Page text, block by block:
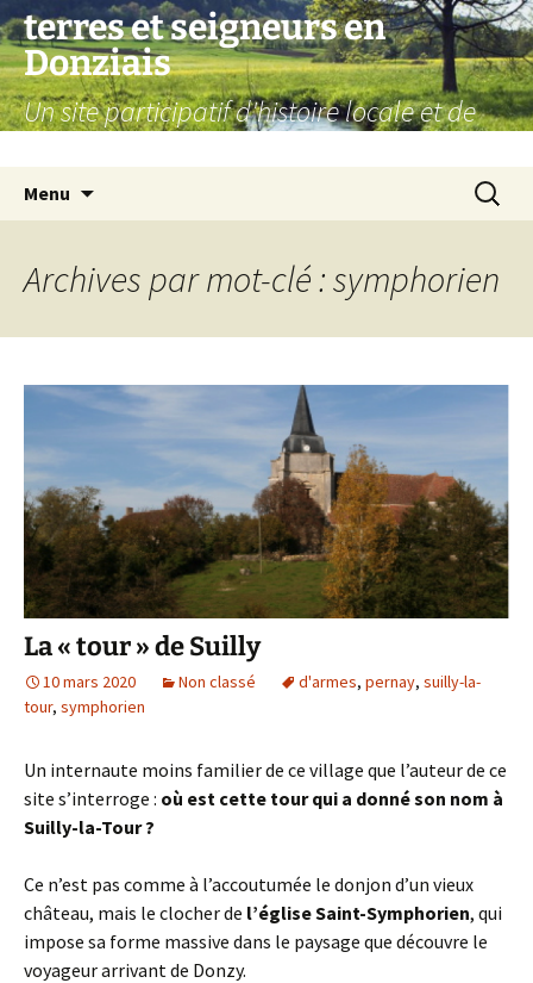
Aller
au
contenu
terres et seigneurs en
Donziais
Un site participatif d'histoire locale et de
Menu
Archives par mot-clé : symphorien
La « tour » de Suilly
10 mars 2020 Non classé d'armes, pernay, suilly-la-
tour, symphorien
Un internaute moins familier de ce village que l’auteur de ce
site s’interroge : où est cette tour qui a donné son nom à
Suilly-la-Tour ?
Ce n’est pas comme à l’accoutumée le donjon d’un vieux
château, mais le clocher de l’église Saint-Symphorien, qui
impose sa forme massive dans le paysage que découvre le
voyageur arrivant de Donzy.